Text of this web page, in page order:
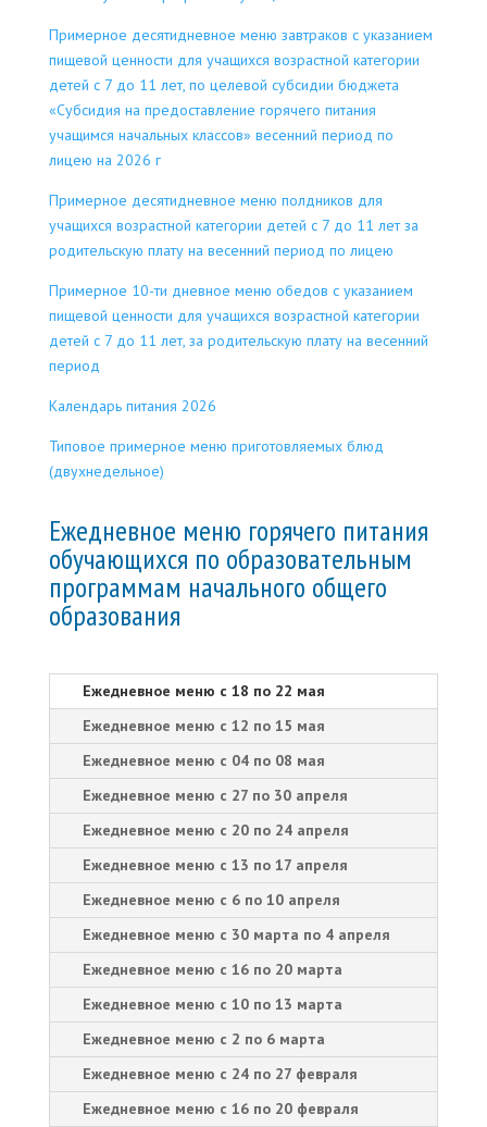
Примерное десятидневное меню завтраков с указанием
пищевой ценности для учащихся возрастной категории
детей с 7 до 11 лет, по целевой субсидии бюджета
«Субсидия на предоставление горячего питания
учащимся начальных классов» весенний период по
лицею на 2026 г
Примерное десятидневное меню полдников для
учащихся возрастной категории детей с 7 до 11 лет за
родительскую плату на весенний период по лицею
Примерное 10-ти дневное меню обедов с указанием
пищевой ценности для учащихся возрастной категории
детей с 7 до 11 лет, за родительскую плату на весенний
период
Календарь питания 2026
Типовое примерное меню приготовляемых блюд
(двухнедельное)
Ежедневное меню горячего питания
обучающихся по образовательным
программам начального общего
образования
Ежедневное меню с 18 по 22 мая
Ежедневное меню с 12 по 15 мая
Ежедневное меню с 04 по 08 мая
Ежедневное меню с 27 по 30 апреля
Ежедневное меню с 20 по 24 апреля
Ежедневное меню с 13 по 17 апреля
Ежедневное меню с 6 по 10 апреля
Ежедневное меню с 30 марта по 4 апреля
Ежедневное меню с 16 по 20 марта
Ежедневное меню с 10 по 13 марта
Ежедневное меню с 2 по 6 марта
Ежедневное меню с 24 по 27 февраля
Ежедневное меню с 16 по 20 февраля